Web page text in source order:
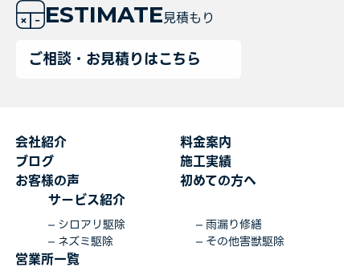
ESTIMATE見積もり
ご相談・お見積りはこちら
会社紹介
料金案内
ブログ
施工実績
お客様の声
初めての方へ
サービス紹介
シロアリ駆除
雨漏り修繕
ネズミ駆除
その他害獣駆除
営業所一覧